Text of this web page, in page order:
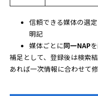
信頼できる媒体の選
明記
媒体ごとに同一NAP
補足として、登録後は検索
あれば一次情報に合わせて修